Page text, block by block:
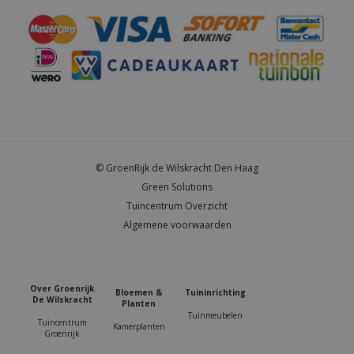
© GroenRijk de Wilskracht Den Haag
Green Solutions
Tuincentrum Overzicht
Algemene voorwaarden
Over Groenrijk
De Wilskracht
Tuincentrum
Groenrijk
Bloemen &
Planten
Kamerplanten
Tuininrichting
Tuinmeubelen